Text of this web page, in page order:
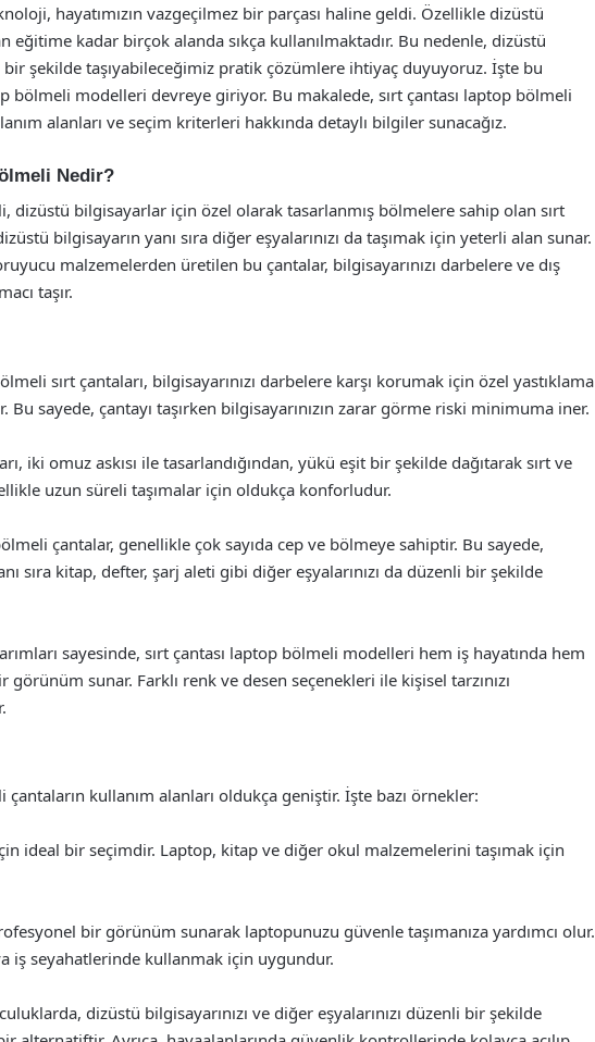
hayatımızın vazgeçilmez bir parçası haline geldi. Özellikle dizüstü
eğitime kadar birçok alanda sıkça kullanılmaktadır. Bu nedenle, dizüstü
bir şekilde taşıyabileceğimiz pratik çözümlere ihtiyaç duyuyoruz. İşte bu
bölmeli modelleri devreye giriyor. Bu makalede, sırt çantası laptop bölmeli
alanları ve seçim kriterleri hakkında detaylı bilgiler sunacağız.
Nedir?
dizüstü bilgisayarlar için özel olarak tasarlanmış bölmelere sahip olan sırt
bilgisayarın yanı sıra diğer eşyalarınızı da taşımak için yeterli alan sunar.
malzemelerden üretilen bu çantalar, bilgisayarınızı darbelere ve dış
taşır.
sırt çantaları, bilgisayarınızı darbelere karşı korumak için özel yastıklama
Bu sayede, çantayı taşırken bilgisayarınızın zarar görme riski minimuma iner.
iki omuz askısı ile tasarlandığından, yükü eşit bir şekilde dağıtarak sırt ve
uzun süreli taşımalar için oldukça konforludur.
çantalar, genellikle çok sayıda cep ve bölmeye sahiptir. Bu sayede,
sıra kitap, defter, şarj aleti gibi diğer eşyalarınızı da düzenli bir şekilde
sayesinde, sırt çantası laptop bölmeli modelleri hem iş hayatında hem
görünüm sunar. Farklı renk ve desen seçenekleri ile kişisel tarzınızı
çantaların kullanım alanları oldukça geniştir. İşte bazı örnekler:
ideal bir seçimdir. Laptop, kitap ve diğer okul malzemelerini taşımak için
bir görünüm sunarak laptopunuzu güvenle taşımanıza yardımcı olur.
iş seyahatlerinde kullanmak için uygundur.
dizüstü bilgisayarınızı ve diğer eşyalarınızı düzenli bir şekilde